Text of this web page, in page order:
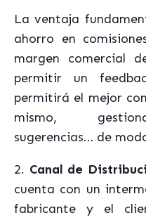
La ventaja
ahorro en
margen comercial
permitir un
permitirá el mejor
mismo,
sugerencias… de
2. Canal de
cuenta con un
fabricante y el